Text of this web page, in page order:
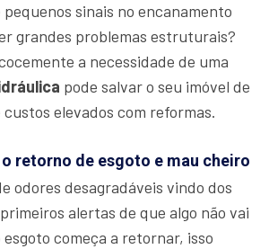
pequenos sinais no encanamento
grandes problemas estruturais?
a necessidade de uma
pode salvar o seu imóvel de
custos elevados com reformas.
retorno de esgoto e mau cheiro
odores desagradáveis vindo dos
alertas de que algo não vai
esgoto começa a retornar, isso